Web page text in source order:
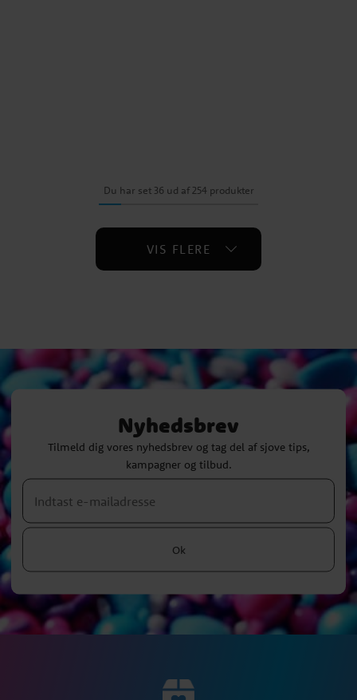
Du har set 36 ud af 254 produkter
VIS FLERE
Nyhedsbrev
Tilmeld dig vores nyhedsbrev og tag del af sjove tips,
kampagner og tilbud.
Ok